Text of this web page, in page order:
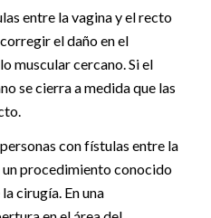
entre la vagina y el recto
el daño en el
muscular cercano. Si el
se cierra a medida que las
con fístulas entre la
procedimiento conocido
cirugía. En una